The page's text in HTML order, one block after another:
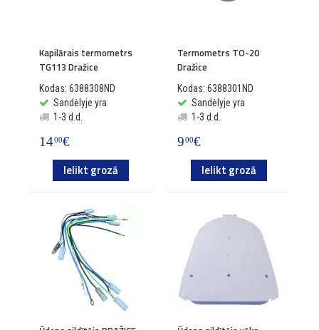
Kapilārais termometrs
TG113 Dražice
Kodas: 6388308ND
Sandėlyje yra
1-3 d.d.
1400€
Ielikt grozā
Termometrs TO-20
Dražice
Kodas: 6388301ND
Sandėlyje yra
1-3 d.d.
900€
Ielikt grozā